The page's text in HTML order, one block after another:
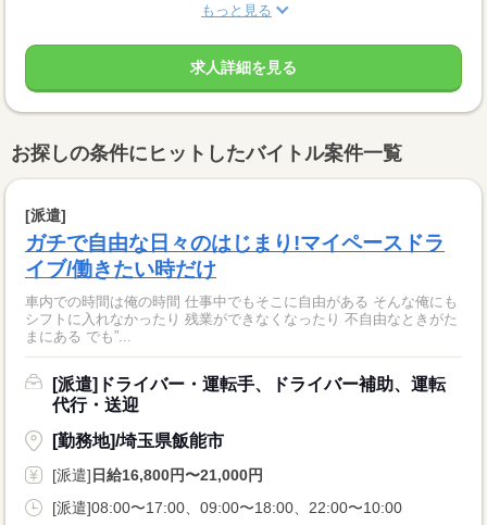
もっと見る
求人詳細を見る
お探しの条件にヒットしたバイトル案件一覧
[派遣]
ガチで自由な日々のはじまり!マイペースドラ
イブ/働きたい時だけ
車内での時間は俺の時間 仕事中でもそこに自由がある そんな俺にも
シフトに入れなかったり 残業ができなくなったり 不自由なときがた
まにある でも”...
[派遣]ドライバー・運転手、ドライバー補助、運転
代行・送迎
[勤務地]/埼玉県飯能市
[派遣] 日給16,800円〜21,000円
[派遣]08:00〜17:00、09:00〜18:00、22:00〜10:00